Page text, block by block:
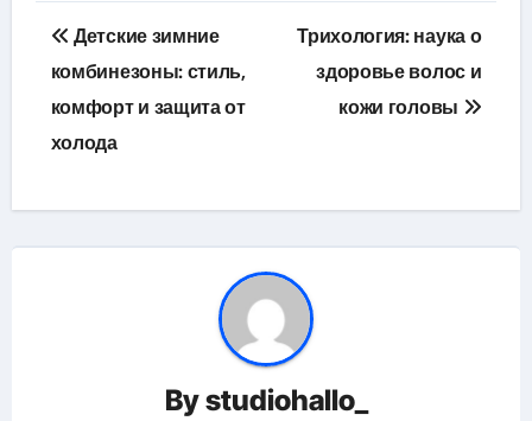
Навигация
по
записям
Детские зимние
комбинезоны: стиль,
комфорт и защита от
холода
Трихология: наука о
здоровье волос и
кожи головы
Bystudiohallo_